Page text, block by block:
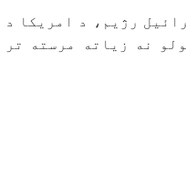
رژیم، د امریکا د
نه زیاته مرسته تر